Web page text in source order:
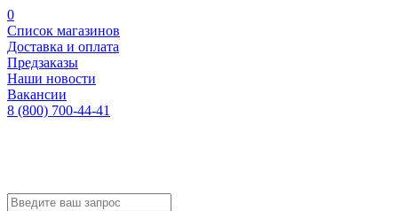
0
Список магазинов
Доставка и оплата
Предзаказы
Наши новости
Вакансии
8 (800) 700-44-41